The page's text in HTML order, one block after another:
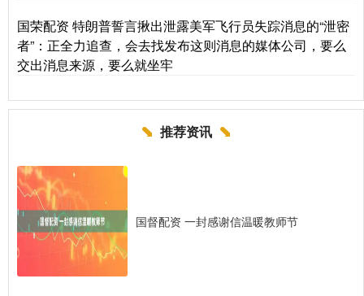
国荣配资 特朗普誓言揪出泄露美军飞行员失踪消息的“泄密
者”：正全力追查，会去找发布这则消息的媒体公司，要么
交出消息来源，要么就坐牢
推荐资讯
国督配资 一封感谢信温暖教师节